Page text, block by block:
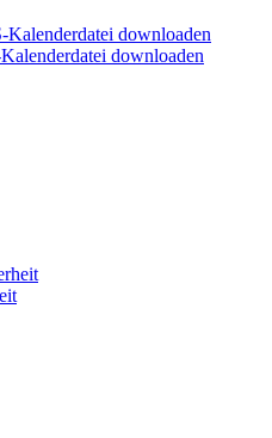
downloaden
downloaden